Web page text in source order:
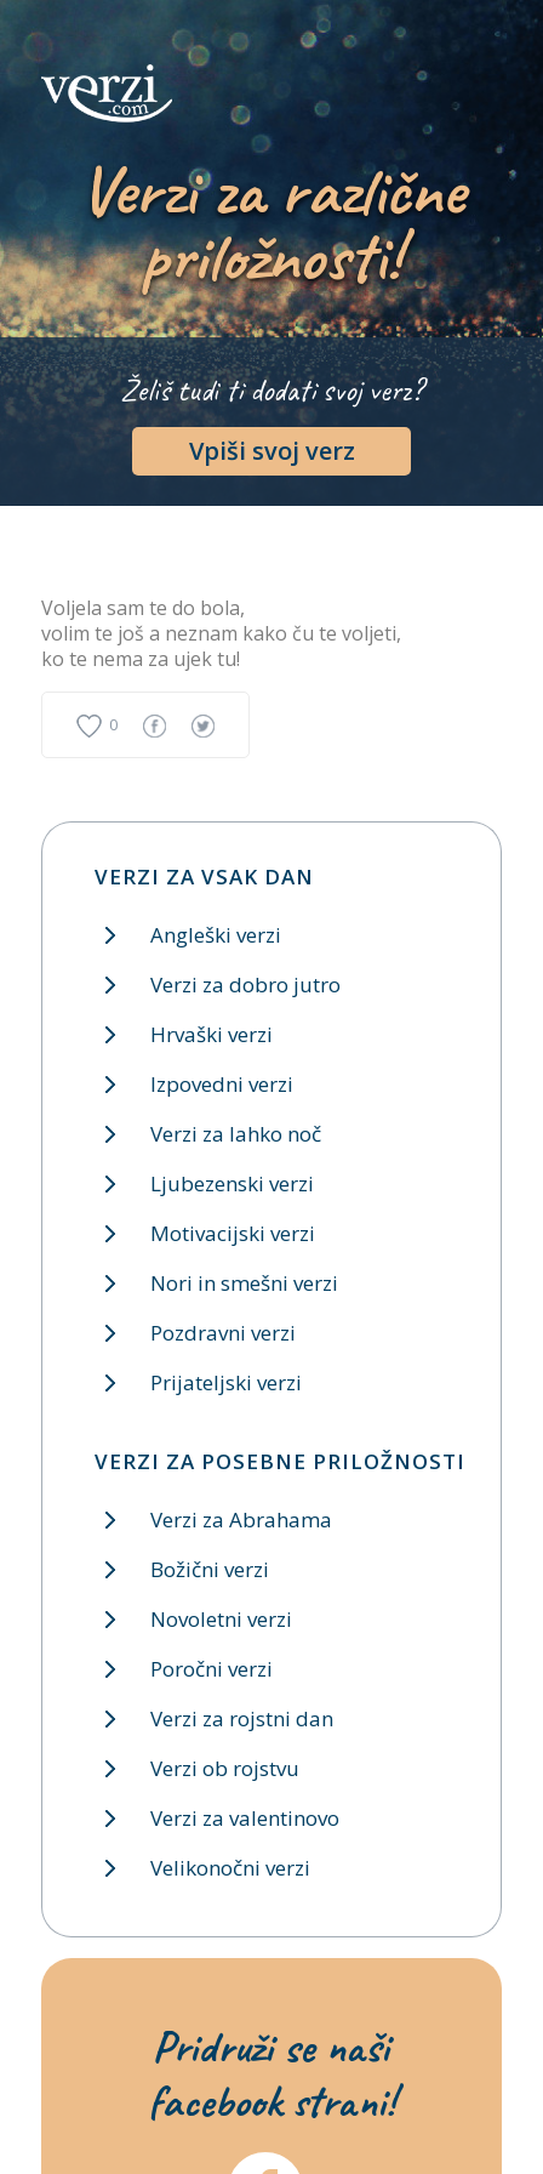
Verzi za različne
priložnosti!
Želiš tudi ti dodati svoj verz?
Vpiši svoj verz
Voljela sam te do bola,
volim te još a neznam kako ču te voljeti,
ko te nema za ujek tu!
0
VERZI ZA VSAK DAN
Angleški verzi
Verzi za dobro jutro
Hrvaški verzi
Izpovedni verzi
Verzi za lahko noč
Ljubezenski verzi
Motivacijski verzi
Nori in smešni verzi
Pozdravni verzi
Prijateljski verzi
VERZI ZA POSEBNE PRILOŽNOSTI
Verzi za Abrahama
Božični verzi
Novoletni verzi
Poročni verzi
Verzi za rojstni dan
Verzi ob rojstvu
Verzi za valentinovo
Velikonočni verzi
Pridruži se naši
facebook strani!